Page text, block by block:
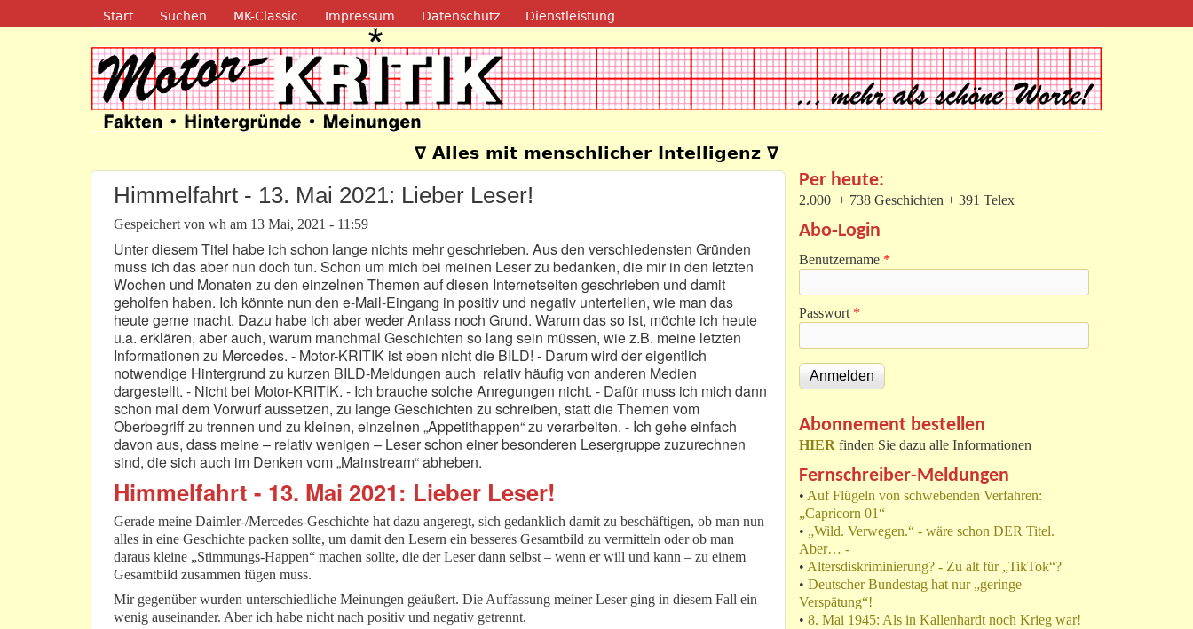
Direkt zum Inhalt
Navigation
Start Suchen MK-Classic Impressum Datenschutz Dienstleistung
Motor-Kritik.de∇ Alles mit menschlicher Intelligenz ∇
Himmelfahrt - 13. Mai 2021: Lieber Leser!
Gespeichert von wh am 13 Mai, 2021 - 11:59
Unter diesem Titel habe ich schon lange nichts mehr geschrieben. Aus den verschiedensten Gründen
muss ich das aber nun doch tun. Schon um mich bei meinen Leser zu bedanken, die mir in den letzten
Wochen und Monaten zu den einzelnen Themen auf diesen Internetseiten geschrieben und damit
geholfen haben. Ich könnte nun den e-Mail-Eingang in positiv und negativ unterteilen, wie man das
heute gerne macht. Dazu habe ich aber weder Anlass noch Grund. Warum das so ist, möchte ich heute
u.a. erklären, aber auch, warum manchmal Geschichten so lang sein müssen, wie z.B. meine letzten
Informationen zu Mercedes. - Motor-KRITIK ist eben nicht die BILD! - Darum wird der eigentlich
notwendige Hintergrund zu kurzen BILD-Meldungen auch relativ häufig von anderen Medien
dargestellt. - Nicht bei Motor-KRITIK. - Ich brauche solche Anregungen nicht. - Dafür muss ich mich dann
schon mal dem Vorwurf aussetzen, zu lange Geschichten zu schreiben, statt die Themen vom
Oberbegriff zu trennen und zu kleinen, einzelnen „Appetithappen“ zu verarbeiten. - Ich gehe einfach
davon aus, dass meine – relativ wenigen – Leser schon einer besonderen Lesergruppe zuzurechnen
sind, die sich auch im Denken vom „Mainstream“ abheben.
Himmelfahrt - 13. Mai 2021: Lieber Leser!
Gerade meine Daimler-/Mercedes-Geschichte hat dazu angeregt, sich gedanklich damit zu beschäftigen, ob man nun
alles in eine Geschichte packen sollte, um damit den Lesern ein besseres Gesamtbild zu vermitteln oder ob man
daraus kleine „Stimmungs-Happen“ machen sollte, die der Leser dann selbst – wenn er will und kann – zu einem
Gesamtbild zusammen fügen muss.
Mir gegenüber wurden unterschiedliche Meinungen geäußert. Die Auffassung meiner Leser ging in diesem Fall ein
wenig auseinander. Aber ich habe nicht nach positiv und negativ getrennt.
Per heute:
2.000 + 738 Geschichten + 391 Telex
Abo-Login
Benutzername *
Passwort *
Abonnement bestellen
HIER finden Sie dazu alle Informationen
Fernschreiber-Meldungen
• Auf Flügeln von schwebenden Verfahren:
„Capricorn 01“
• „Wild. Verwegen.“ - wäre schon DER Titel.
Aber… -
• Altersdiskriminierung? - Zu alt für „TikTok“?
• Deutscher Bundestag hat nur „geringe
Verspätung“!
• 8. Mai 1945: Als in Kallenhardt noch Krieg war!